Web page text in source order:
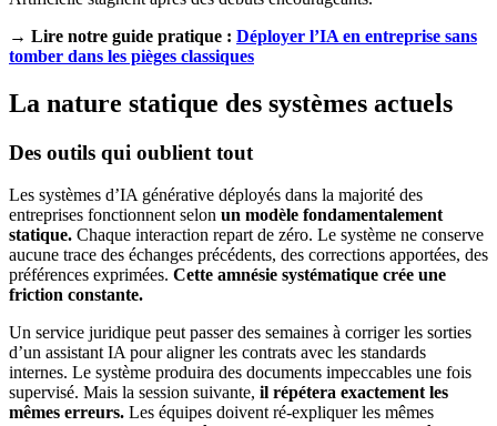
→ Lire notre guide pratique : Déployer l’IA en entreprise sans
tomber dans les pièges classiques
La nature statique des systèmes actuels
Des outils qui oublient tout
Les systèmes d’IA générative déployés dans la majorité des
entreprises fonctionnent selon un modèle fondamentalement
statique. Chaque interaction repart de zéro. Le système ne conserve
aucune trace des échanges précédents, des corrections apportées, des
préférences exprimées. Cette amnésie systématique crée une
friction constante.
Un service juridique peut passer des semaines à corriger les sorties
d’un assistant IA pour aligner les contrats avec les standards
internes. Le système produira des documents impeccables une fois
supervisé. Mais la session suivante, il répétera exactement les
mêmes erreurs. Les équipes doivent ré-expliquer les mêmes